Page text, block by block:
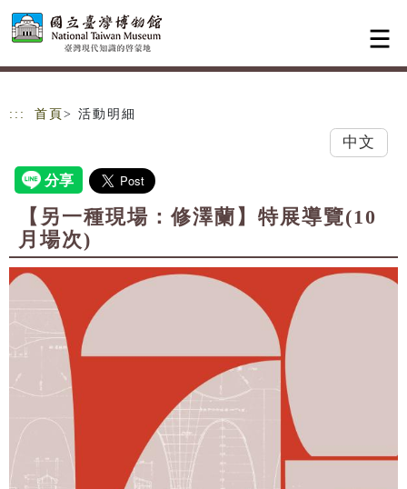
跳到主要內容
網站導覽
::: 首頁 > 活動明細
中文
【另一種現場：修澤蘭】特展導覽(10
月場次)